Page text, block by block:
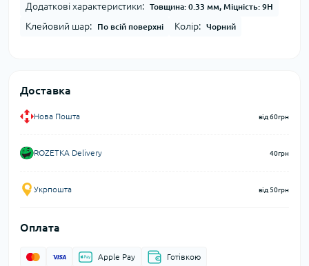
Додаткові характеристики: Товщина: 0.33 мм, Міцність: 9H
Клейовий шар: По всій поверхні Колір: Чорний
Доставка
Нова Пошта від 60грн
ROZETKA Delivery 40грн
Укрпошта від 50грн
Оплата
Apple Pay Готівкою